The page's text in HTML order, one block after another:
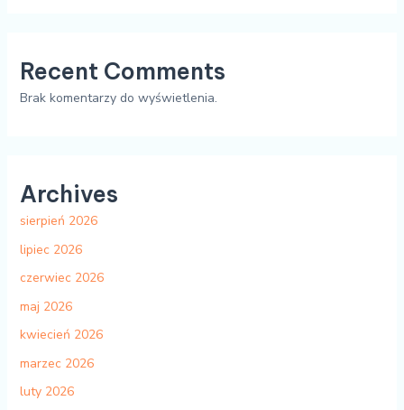
Recent Comments
Brak komentarzy do wyświetlenia.
Archives
sierpień 2026
lipiec 2026
czerwiec 2026
maj 2026
kwiecień 2026
marzec 2026
luty 2026